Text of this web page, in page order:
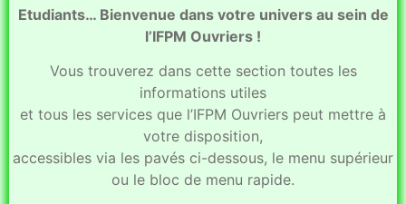
Etudiants… Bienvenue dans votre univers au sein de
l’IFPM Ouvriers !
Vous trouverez dans cette section toutes les
informations utiles
et tous les services que l’IFPM Ouvriers peut mettre à
votre disposition,
accessibles via les pavés ci-dessous, le menu supérieur
ou le bloc de menu rapide.